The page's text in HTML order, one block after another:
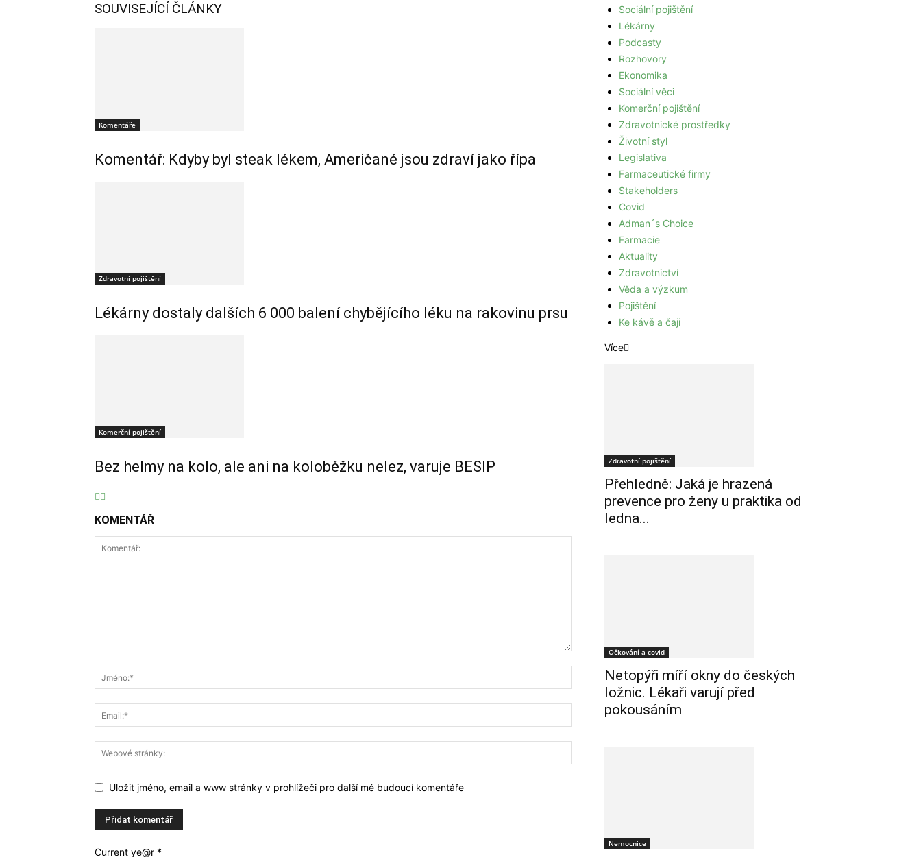
SOUVISEJÍCÍ ČLÁNKY
Komentáře
Komentář: Kdyby byl steak lékem, Američané jsou zdraví jako řípa
Zdravotní pojištění
Lékárny dostaly dalších 6 000 balení chybějícího léku na rakovinu prsu
Komerční pojištění
Bez helmy na kolo, ale ani na koloběžku nelez, varuje BESIP
KOMENTÁŘ
Uložit jméno, email a www stránky v prohlížeči pro další mé budoucí komentáře
Current ye@r *
Sociální pojištění
Lékárny
Podcasty
Rozhovory
Ekonomika
Sociální věci
Komerční pojištění
Zdravotnické prostředky
Životní styl
Legislativa
Farmaceutické firmy
Stakeholders
Covid
Adman´s Choice
Farmacie
Aktuality
Zdravotnictví
Věda a výzkum
Pojištění
Ke kávě a čaji
Více
Zdravotní pojištění
Přehledně: Jaká je hrazená
prevence pro ženy u praktika od
ledna...
Očkování a covid
Netopýři míří okny do českých
ložnic. Lékaři varují před
pokousáním
Nemocnice